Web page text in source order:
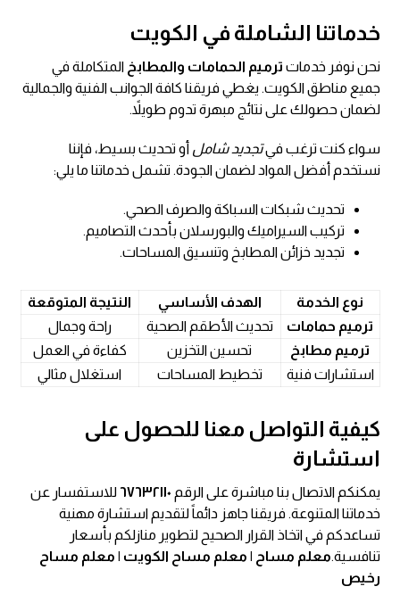
خدماتنا الشاملة في الكويت
نحن نوفر خدمات ترميم الحمامات والمطابخ المتكاملة في
جميع مناطق الكويت. يغطي فريقنا كافة الجوانب الفنية والجمالية
لضمان حصولك على نتائج مبهرة تدوم طويلاً.
سواء كنت ترغب فيتجديد شامل أو تحديث بسيط، فإننا
نستخدم أفضل المواد لضمان الجودة. تشمل خدماتنا ما يلي:
تحديث شبكات السباكة والصرف الصحي.
تركيب السيراميك والبورسلان بأحدث التصاميم.
تجديد خزائن المطابخ وتنسيق المساحات.
نوع الخدمة الهدف الأساسي
النتيجة المتوقعة
ترميم حمامات
تحديث الأطقم الصحية
راحة وجمال
ترميم مطابخ
تحسين التخزين
كفاءة في العمل
استشارات فنية
تخطيط المساحات استغلال مثالي
كيفية التواصل معنا للحصول على
استشارة
يمكنكم الاتصال بنا مباشرة على الرقم ٦٧٦٣٢١١٠ للاستفسار عن
خدماتنا المتنوعة. فريقنا جاهز دائماً لتقديم استشارة مهنية
تساعدكم في اتخاذ القرار الصحيح لتطوير منازلكم بأسعار
تنافسية.معلم مساح | معلم مساح الكويت | معلم مساح
رخيص